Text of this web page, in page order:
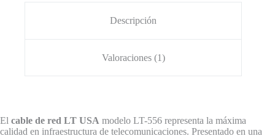
Descripción
Valoraciones (1)
El cable de red LT USA modelo LT-556 representa la máxima
calidad en infraestructura de telecomunicaciones. Presentado en una